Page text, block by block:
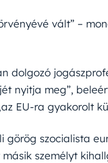
vált” –
dolgozó
nyitja meg”,
EU-ra gyakorolt
görög szocialista
személyt